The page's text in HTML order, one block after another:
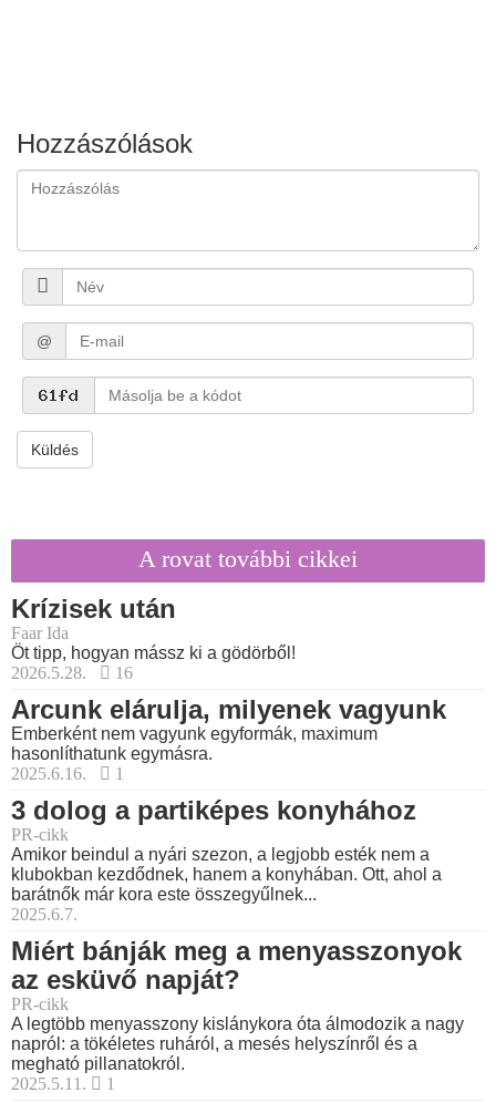
Hozzászólások
@
Küldés
A rovat további cikkei
Krízisek után
Faar Ida
Öt tipp, hogyan mássz ki a gödörből!
2026.5.28.
16
Arcunk elárulja, milyenek vagyunk
Emberként nem vagyunk egyformák, maximum
hasonlíthatunk egymásra.
2025.6.16.
1
3 dolog a partiképes konyhához
PR-cikk
Amikor beindul a nyári szezon, a legjobb esték nem a
klubokban kezdődnek, hanem a konyhában. Ott, ahol a
barátnők már kora este összegyűlnek...
2025.6.7.
Miért bánják meg a menyasszonyok
az esküvő napját?
PR-cikk
A legtöbb menyasszony kislánykora óta álmodozik a nagy
napról: a tökéletes ruháról, a mesés helyszínről és a
megható pillanatokról.
2025.5.11.
1